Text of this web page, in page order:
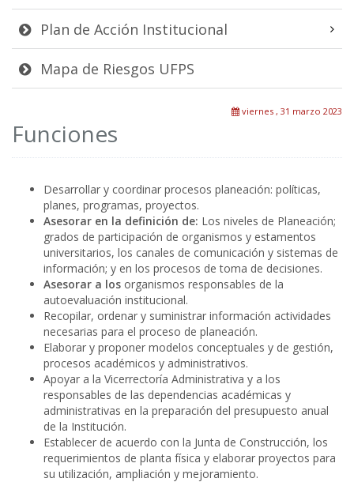
Plan de Acción Institucional
Mapa de Riesgos UFPS
viernes , 31 marzo 2023
Funciones
Desarrollar y coordinar procesos planeación: políticas,
planes, programas, proyectos.
Asesorar en la definición de: Los niveles de Planeación;
grados de participación de organismos y estamentos
universitarios, los canales de comunicación y sistemas de
información; y en los procesos de toma de decisiones.
Asesorar a los organismos responsables de la
autoevaluación institucional.
Recopilar, ordenar y suministrar información actividades
necesarias para el proceso de planeación.
Elaborar y proponer modelos conceptuales y de gestión,
procesos académicos y administrativos.
Apoyar a la Vicerrectoría Administrativa y a los
responsables de las dependencias académicas y
administrativas en la preparación del presupuesto anual
de la Institución.
Establecer de acuerdo con la Junta de Construcción, los
requerimientos de planta física y elaborar proyectos para
su utilización, ampliación y mejoramiento.